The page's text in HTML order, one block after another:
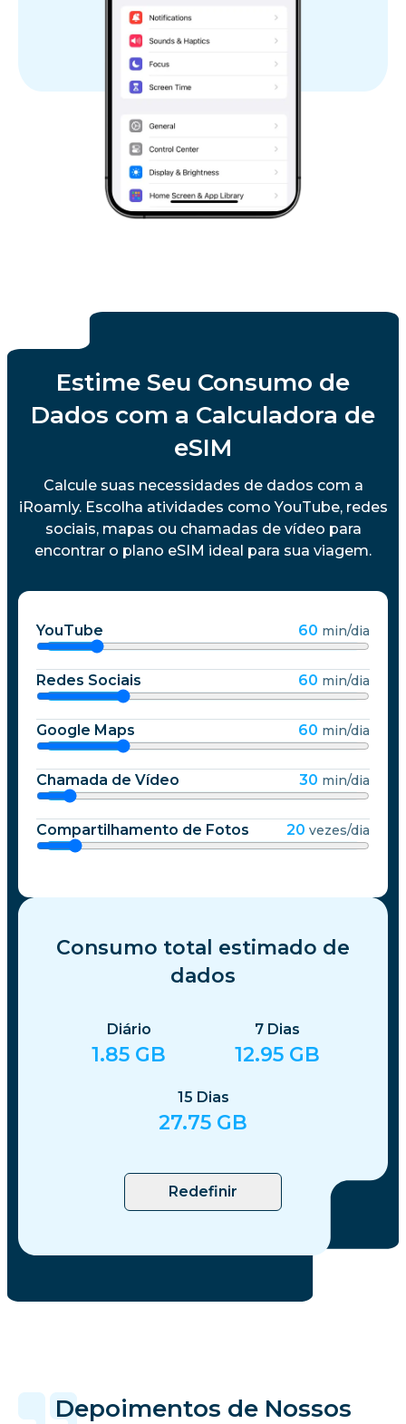
Estime Seu Consumo de
Dados com a Calculadora de
eSIM
Calcule suas necessidades de dados com a
iRoamly. Escolha atividades como YouTube, redes
sociais, mapas ou chamadas de vídeo para
encontrar o plano eSIM ideal para sua viagem.
YouTube 60 min/dia
Redes Sociais 60 min/dia
Google Maps 60 min/dia
Chamada de Vídeo 30 min/dia
Compartilhamento de Fotos 20 vezes/dia
Consumo total estimado de
dados
Diário
1.85 GB
7 Dias
12.95 GB
15 Dias
27.75 GB
Redefinir
Depoimentos de Nossos